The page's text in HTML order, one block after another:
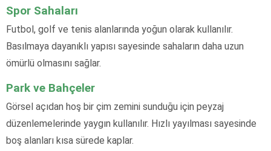
Spor Sahaları
Futbol, golf ve tenis alanlarında yoğun olarak kullanılır.
Basılmaya dayanıklı yapısı sayesinde sahaların daha uzun
ömürlü olmasını sağlar.
Park ve Bahçeler
Görsel açıdan hoş bir çim zemini sunduğu için peyzaj
düzenlemelerinde yaygın kullanılır. Hızlı yayılması sayesinde
boş alanları kısa sürede kaplar.